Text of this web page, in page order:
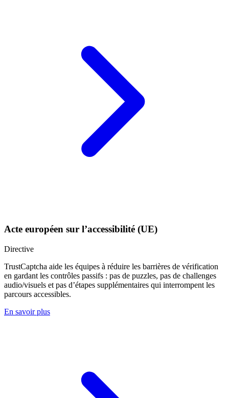
Acte européen sur l’accessibilité (UE)
Directive
TrustCaptcha aide les équipes à réduire les barrières de vérification
en gardant les contrôles passifs : pas de puzzles, pas de challenges
audio/visuels et pas d’étapes supplémentaires qui interrompent les
parcours accessibles.
En savoir plus